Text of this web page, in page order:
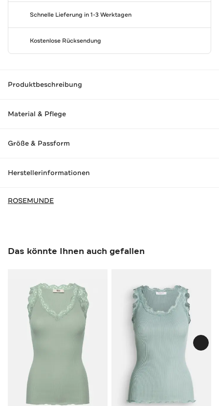
Schnelle Lieferung in 1-3 Werktagen
Kostenlose Rücksendung
Produktbeschreibung
Material & Pflege
Größe & Passform
Herstellerinformationen
ROSEMUNDE
Das könnte Ihnen auch gefallen